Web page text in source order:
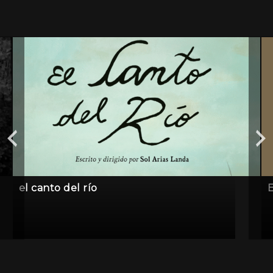
el canto del río